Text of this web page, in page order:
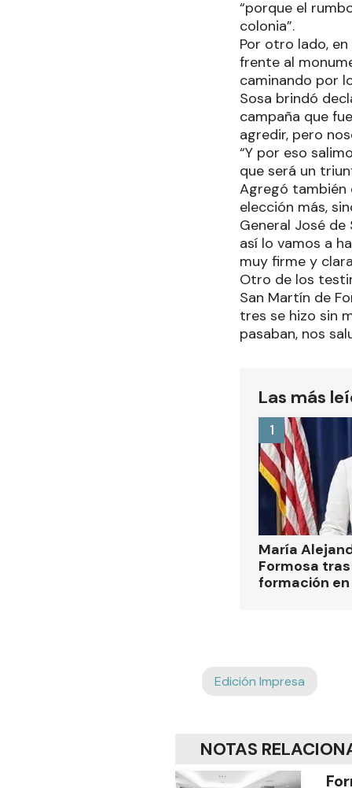
“porque el
colonia”.
Por otro lado,
frente al
caminando por
Sosa brindó
campaña que
agredir, pero
“Y por eso
que será un
Agregó también
elección más,
General José de
así lo vamos a
muy firme y
Otro de los
San Martín de
tres se hizo sin
pasaban, nos
Las más
María
Formosa
formación
1
Edición Impresa
NOTAS